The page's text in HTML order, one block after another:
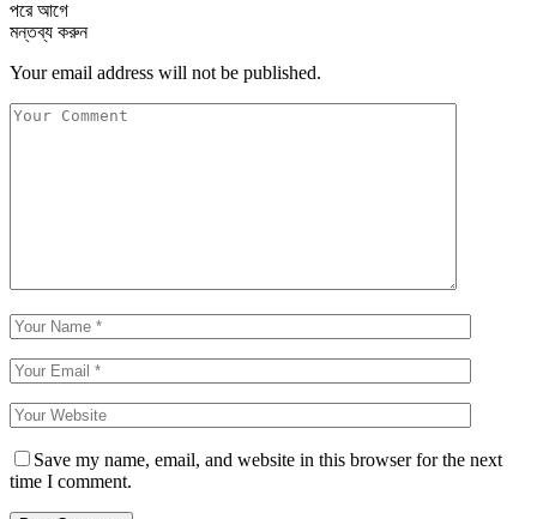
পরেআগে
মন্তব্য করুন
Your email address will not be published.
Save my name, email, and website in this browser for the next
time I comment.